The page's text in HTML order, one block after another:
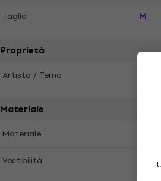
Taglia M
Proprietà
Artista / Tema
Materiale
Materiale
Vestibilità